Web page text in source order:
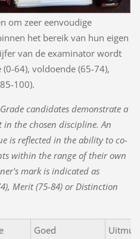
om zeer eenvoudige
het bereik van hun eigen
van de examinator wordt
64), voldoende (65-74),
100).
candidates demonstrate a
the chosen discipline. An
is reflected in the ability to co-
within the range of their own
mark is indicated as
Merit (75-84) or Distinction
Goed